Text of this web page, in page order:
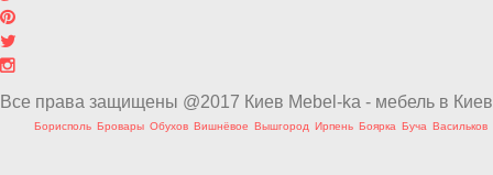
Все права защищены @2017 Киев Mebel-ka - мебель в
Борисполь Бровары Обухов Вишнёвое Вышгород Ирпень Боярка Буча Васильков